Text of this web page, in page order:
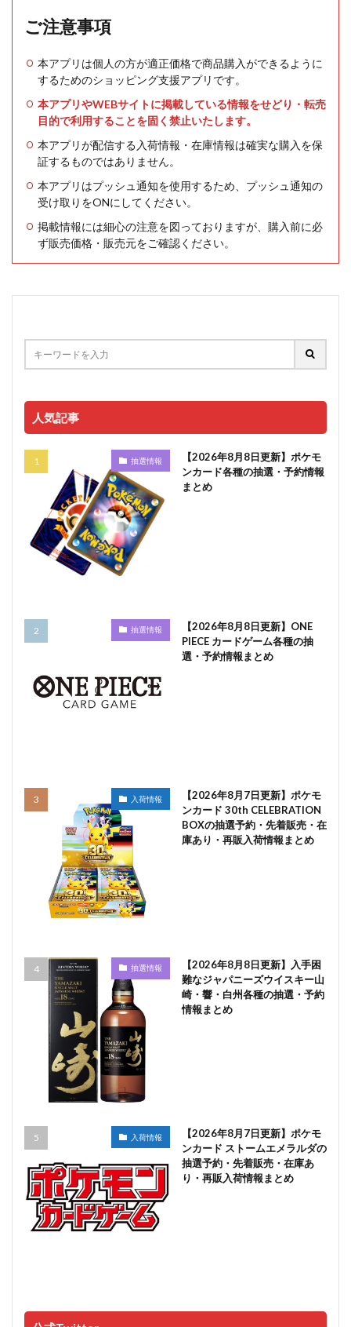
ご注意事項
本アプリは個人の方が適正価格で商品購入ができるように
するためのショッピング支援アプリです。
本アプリやWEBサイトに掲載している情報をせどり・転売
目的で利用することを固く禁止いたします。
本アプリが配信する入荷情報・在庫情報は確実な購入を保
証するものではありません。
本アプリはプッシュ通知を使用するため、プッシュ通知の
受け取りをONにしてください。
掲載情報には細心の注意を図っておりますが、購入前に必
ず販売価格・販売元をご確認ください。
人気記事
抽選情報
【2026年8月8日更新】ポケモ
ンカード各種の抽選・予約情報
まとめ
抽選情報
【2026年8月8日更新】ONE
PIECE カードゲーム各種の抽
選・予約情報まとめ
入荷情報
【2026年8月7日更新】ポケモ
ンカード 30th CELEBRATION
BOXの抽選予約・先着販売・在
庫あり・再販入荷情報まとめ
抽選情報
【2026年8月8日更新】入手困
難なジャパニーズウイスキー山
崎・響・白州各種の抽選・予約
情報まとめ
入荷情報
【2026年8月7日更新】ポケモ
ンカード ストームエメラルダの
抽選予約・先着販売・在庫あ
り・再販入荷情報まとめ